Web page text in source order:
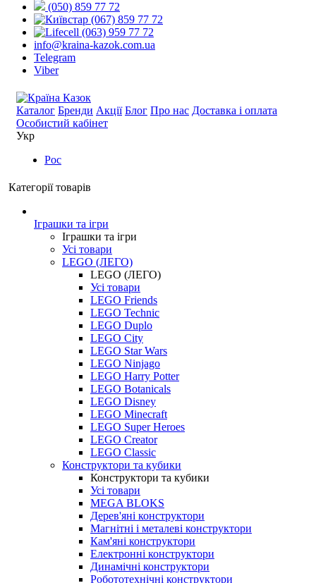
(050) 859 77 72
(067) 859 77 72
(063) 959 77 72
info@kraina-kazok.com.ua
Telegram
Viber
Каталог Бренди Акції Блог Про нас Доставка і оплата
Особистий кабінет
Укр
Рос
Категорії товарів
Іграшки та ігри
Іграшки та ігри
Усі товари
LEGO (ЛЕГО)
LEGO (ЛЕГО)
Усі товари
LEGO Friends
LEGO Technic
LEGO Duplo
LEGO City
LEGO Star Wars
LEGO Ninjago
LEGO Harry Potter
LEGO Botanicals
LEGO Disney
LEGO Minecraft
LEGO Super Heroes
LEGO Creator
LEGO Classic
Конструктори та кубики
Конструктори та кубики
Усі товари
MEGA BLOKS
Дерев'яні конструктори
Магнітні і металеві конструктори
Кам'яні конструктори
Електронні конструктори
Динамічні конструктори
Робототехнічні конструктори